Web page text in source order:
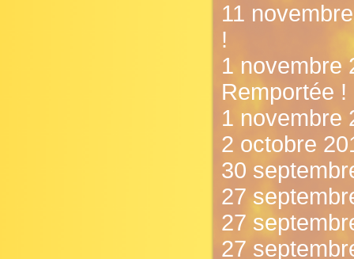
11
!
1 novembre
Remportée !
1 novembre
2 octobre
30
27
27
27